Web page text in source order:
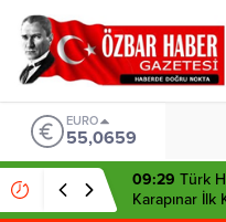
islami
chat
omegla
türk
sohbet
cinsel
sohbet
dini
chat
EURO
55,0659
09:29 Türk
Karapınar İlk